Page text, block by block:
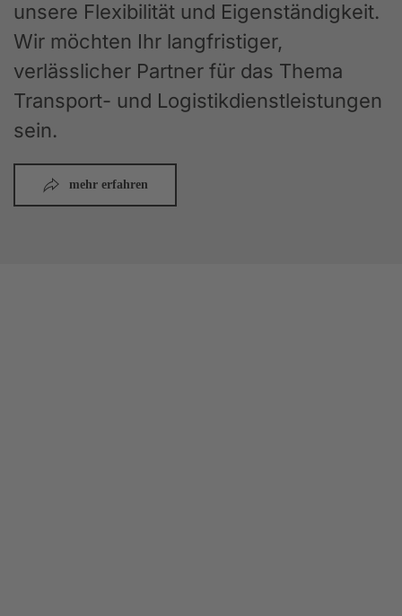
unsere Flexibilität und Eigenständigkeit.
Wir möchten Ihr langfristiger,
verlässlicher Partner für das Thema
Transport- und Logistikdienstleistungen
sein.
mehr erfahren